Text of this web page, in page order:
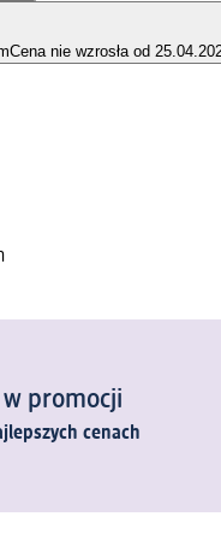
Cena nie wzrosła od
promocji
cenach